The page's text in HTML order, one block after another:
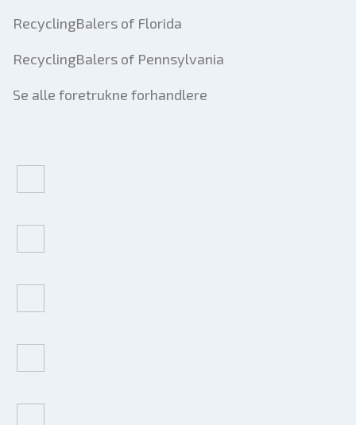
RecyclingBalers of Florida
RecyclingBalers of Pennsylvania
Se alle foretrukne forhandlere